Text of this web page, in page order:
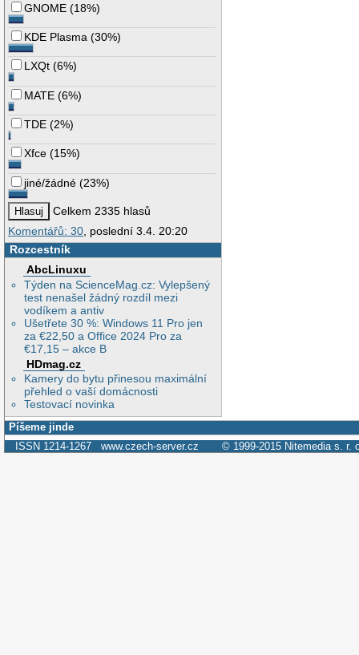
GNOME (18%)
KDE Plasma (30%)
LXQt (6%)
MATE (6%)
TDE (2%)
Xfce (15%)
jiné/žádné (23%)
Celkem 2335 hlasů
Komentářů: 30, poslední 3.4. 20:20
Rozcestník
AbcLinuxu
Týden na ScienceMag.cz: Vylepšený
test nenašel žádný rozdíl mezi
vodíkem a antiv
Ušetřete 30 %: Windows 11 Pro jen
za €22,50 a Office 2024 Pro za
€17,15 – akce B
HDmag.cz
Kamery do bytu přinesou maximální
přehled o vaší domácnosti
Testovací novinka
Píšeme jinde
ISSN 1214-1267 www.czech-server.cz © 1999-2015 Nitemedia s. r.